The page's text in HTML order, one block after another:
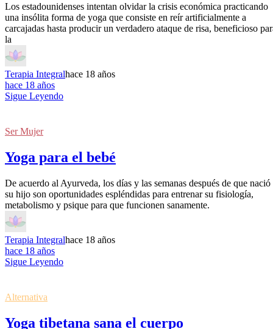
Los estadounidenses intentan olvidar la crisis económica practicando
una insólita forma de yoga que consiste en reír artificialmente a
carcajadas hasta producir un verdadero ataque de risa, beneficioso
la
Terapia Integralhace 18 años
hace 18 años
Sigue Leyendo
Ser Mujer
Yoga para el bebé
De acuerdo al Ayurveda, los días y las semanas después de que nació
su hijo son oportunidades espléndidas para entrenar su fisiología,
metabolismo y psique para que funcionen sanamente.
Terapia Integralhace 18 años
hace 18 años
Sigue Leyendo
Alternativa
Yoga tibetana sana el cuerpo